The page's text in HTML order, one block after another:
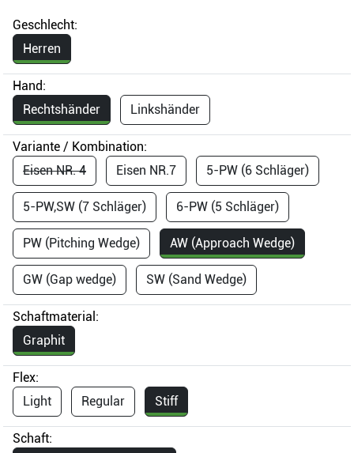
Geschlecht:
Herren
Hand:
Rechtshänder
Linkshänder
Variante / Kombination:
Eisen NR. 4
Eisen NR.7 5-PW (6 Schläger)
5-PW,SW (7 Schläger) 6-PW (5 Schläger)
PW (Pitching Wedge) AW (Approach Wedge)
GW (Gap wedge) SW (Sand Wedge)
Schaftmaterial:
Graphit
Flex:
Light
Regular Stiff
Schaft: